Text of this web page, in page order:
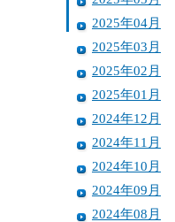
2025年04月
2025年03月
2025年02月
2025年01月
2024年12月
2024年11月
2024年10月
2024年09月
2024年08月